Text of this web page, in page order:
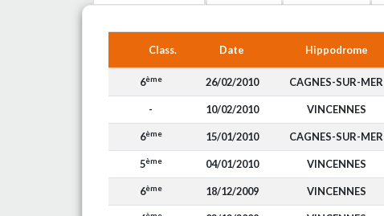
Class. Date Hippodrome
6ème 26/02/2010 CAGNES-SUR-MER
- 10/02/2010 VINCENNES
6ème 15/01/2010 CAGNES-SUR-MER
5ème 04/01/2010 VINCENNES
6ème 18/12/2009 VINCENNES